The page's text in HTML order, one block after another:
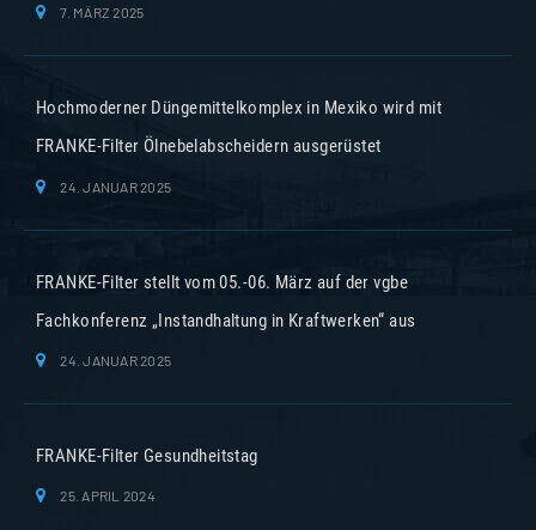
7. MÄRZ 2025
Hochmoderner Düngemittelkomplex in Mexiko wird mit
FRANKE-Filter Ölnebelabscheidern ausgerüstet
24. JANUAR 2025
FRANKE-Filter stellt vom 05.-06. März auf der vgbe
Fachkonferenz „Instandhaltung in Kraftwerken“ aus
24. JANUAR 2025
FRANKE-Filter Gesundheitstag
25. APRIL 2024